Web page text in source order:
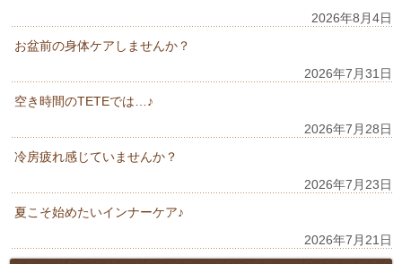
2026年8月4日
お盆前の身体ケアしませんか？
2026年7月31日
空き時間のTETEでは…♪
2026年7月28日
冷房疲れ感じていませんか？
2026年7月23日
夏こそ始めたいインナーケア♪
2026年7月21日